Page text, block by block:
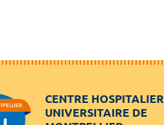
CENTRE HOSPITALIER
UNIVERSITAIRE DE